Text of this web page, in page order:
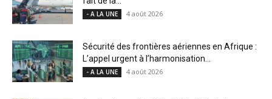
- A LA UNE 4 août 2026
Sécurité des frontières aériennes en Afrique :
L’appel urgent à l’harmonisation...
- A LA UNE 4 août 2026